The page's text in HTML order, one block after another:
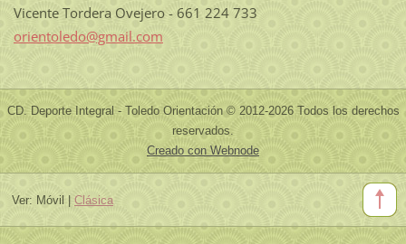
Vicente Tordera Ovejero - 661 224 733
orientoledo@gmail.com
CD. Deporte Integral - Toledo Orientación © 2012-2026 Todos los derechos
reservados.
Creado con Webnode
Ver: Móvil Clásica